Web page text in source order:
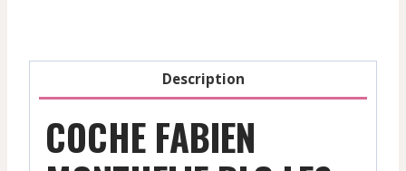
Blanc
Description
COCHE FABIEN